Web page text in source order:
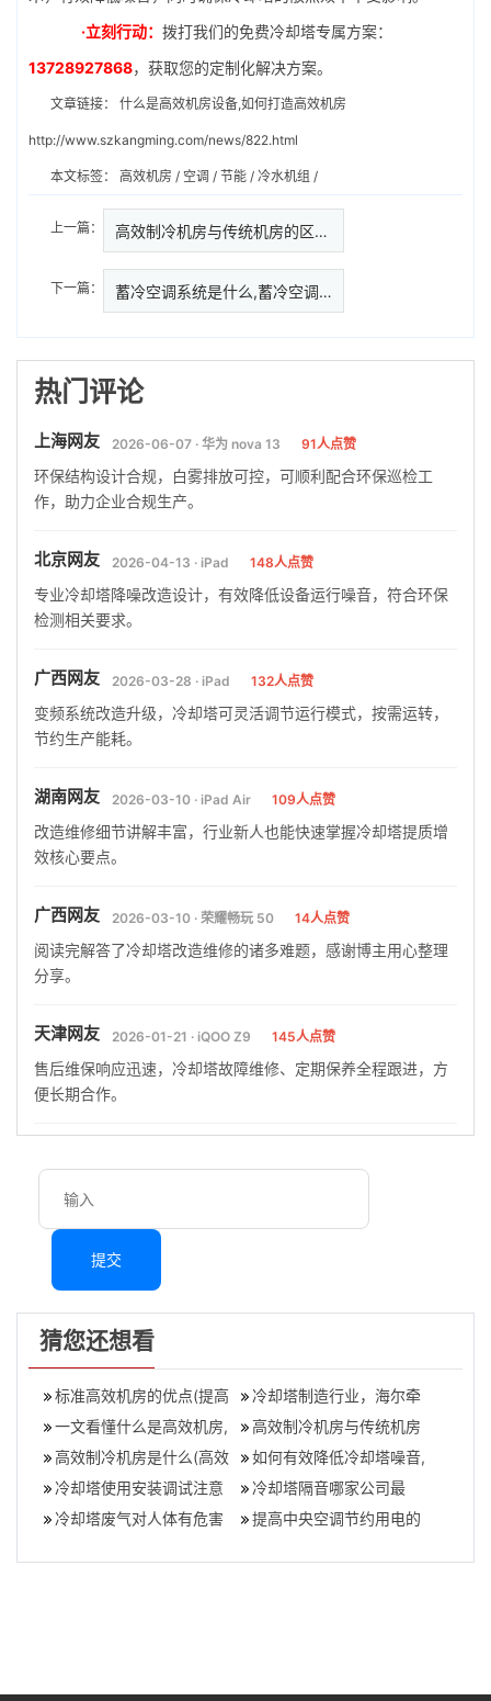
·立刻行动： 拨打我们的免费冷却塔专属方案：
13728927868，获取您的定制化解决方案。
文章链接： 什么是高效机房设备,如何打造高效机房
http://www.szkangming.com/news/822.html
本文标签： 高效机房 / 空调 / 节能 / 冷水机组 /
上一篇： 高效制冷机房与传统机房的区别,…
下一篇： 蓄冷空调系统是什么,蓄冷空调系
热门评论
上海网友 2026-06-07 · 华为 nova 13 91人点赞
环保结构设计合规，白雾排放可控，可顺利配合环保巡检工
作，助力企业合规生产。
北京网友 2026-04-13 · iPad 148人点赞
专业冷却塔降噪改造设计，有效降低设备运行噪音，符合环保
检测相关要求。
广西网友 2026-03-28 · iPad 132人点赞
变频系统改造升级，冷却塔可灵活调节运行模式，按需运转，
节约生产能耗。
湖南网友 2026-03-10 · iPad Air 109人点赞
改造维修细节讲解丰富，行业新人也能快速掌握冷却塔提质增
效核心要点。
广西网友 2026-03-10 · 荣耀畅玩 50 14人点赞
阅读完解答了冷却塔改造维修的诸多难题，感谢博主用心整理
分享。
天津网友 2026-01-21 · iQOO Z9 145人点赞
售后维保响应迅速，冷却塔故障维修、定期保养全程跟进，方
便长期合作。
提交
猜您还想看
标准高效机房的优点(提高
冷却塔散热效率的高效率
机房)
冷却塔制造行业，海尔牵
头成立首个高效机房生态
联盟,冷却塔生
一文看懂什么是高效机房,
实现高效机房的途径
高效制冷机房与传统机房
的区别,高效机房与普通机
房的差别
高效制冷机房是什么(高效
机房有什么标准)
如何有效降低冷却塔噪音,
冷却塔噪声如何有效避免
冷却塔使用安装调试注意
事项,冷却塔如何安装调试
冷却塔隔音哪家公司最
好？噪音大时如何对冷却
冷却塔废气对人体有危害
提高中央空调节约用电的